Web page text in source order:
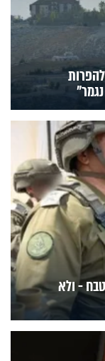
- ולא